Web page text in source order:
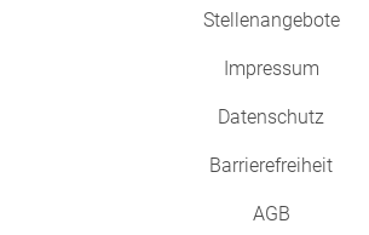
Stellenangebote
Impressum
Datenschutz
Barrierefreiheit
AGB